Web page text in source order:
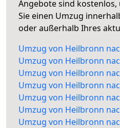
Angebote sind
Sie einen Umzug
oder außerhalb Ihres
Umzug von Heilbronn
Umzug von Heilbronn
Umzug von Heilbronn
Umzug von Heilbronn
Umzug von Heilbronn
Umzug von Heilbronn
Umzug von Heilbronn